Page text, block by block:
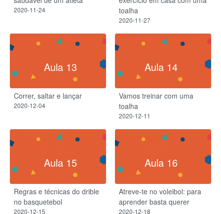
2020-11-24
toalha
2020-11-27
Aula 13
Correr, saltar e lançar
2020-12-04
Aula 14
Vamos treinar com uma
toalha
2020-12-11
Aula 15
Regras e técnicas do drible
no basquetebol
2020-12-15
Aula 16
Atreve-te no voleibol: para
aprender basta querer
2020-12-18